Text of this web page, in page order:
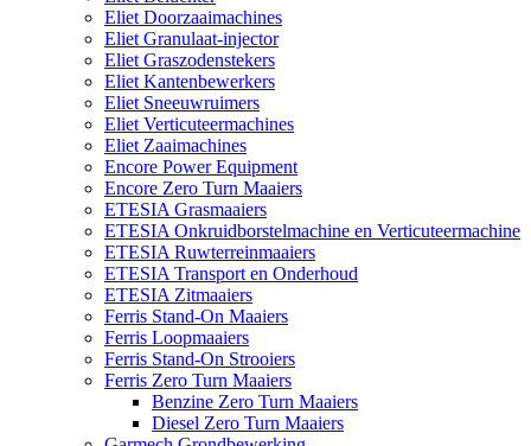
Eliet Doorzaaimachines
Eliet Granulaat-injector
Eliet Graszodenstekers
Eliet Kantenbewerkers
Eliet Sneeuwruimers
Eliet Verticuteermachines
Eliet Zaaimachines
Encore Power Equipment
Encore Zero Turn Maaiers
ETESIA Grasmaaiers
ETESIA Onkruidborstelmachine en Verticuteermachine
ETESIA Ruwterreinmaaiers
ETESIA Transport en Onderhoud
ETESIA Zitmaaiers
Ferris Stand-On Maaiers
Ferris Loopmaaiers
Ferris Stand-On Strooiers
Ferris Zero Turn Maaiers
Benzine Zero Turn Maaiers
Diesel Zero Turn Maaiers